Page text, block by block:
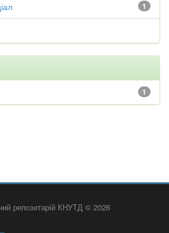
1
1
репозитарій КНУТД © 2026